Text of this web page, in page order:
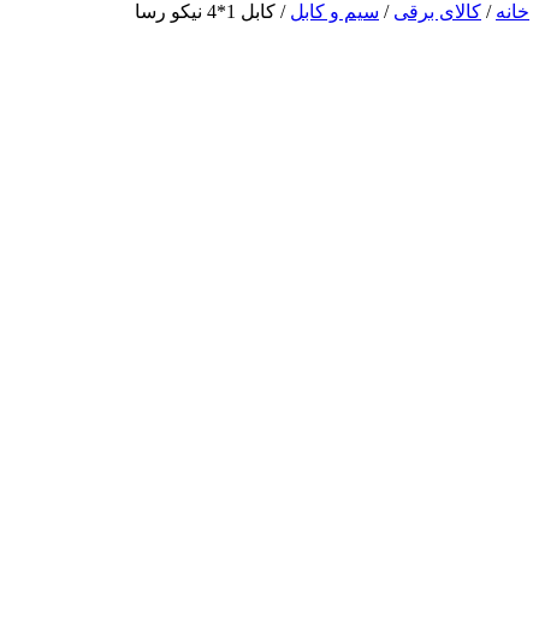
خانه / کالای برقی / سیم و کابل / کابل 1*4 نیکو رسا